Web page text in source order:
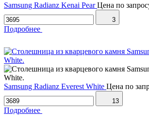
Samsung Radianz Kenai PearЦена по
3
Подробнее
Samsung Radianz Everest White Цена по
13
Подробнее